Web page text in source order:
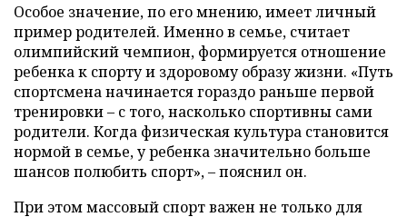
Особое значение, по его мнению, имеет личный
пример родителей. Именно в семье, считает
олимпийский чемпион, формируется отношение
ребенка к спорту и здоровому образу жизни. «Путь
спортсмена начинается гораздо раньше первой
тренировки – с того, насколько спортивны сами
родители. Когда физическая культура становится
нормой в семье, у ребенка значительно больше
шансов полюбить спорт», – пояснил он.
При этом массовый спорт важен не только для